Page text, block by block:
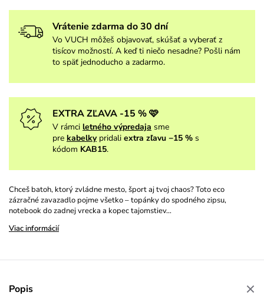
Vrátenie zdarma do 30 dní
Vo VUCH môžeš objavovať, skúšať a vyberať z
tisícov možností. A keď ti niečo nesadne? Pošli nám
to späť jednoducho a zadarmo.
EXTRA ZĽAVA -15 % 🩷
V rámci letného výpredaja sme
pre kabelky pridali extra zľavu −15 % s
kódom KAB15.
Chceš batoh, ktorý zvládne mesto, šport aj tvoj chaos? Toto eco
zázračné zavazadlo pojme všetko – topánky do spodného zipsu,
notebook do zadnej vrecka a kopec tajomstiev…
Viac informácií
Popis